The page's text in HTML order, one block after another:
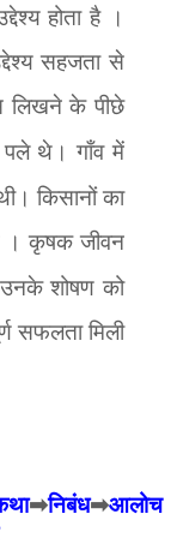
होता है ।
सहजता से
लिखने के पीछे
पले थे। गाँव में
किसानों का
। कृषक जीवन
शोषण को
सफलता मिली
➡निबंध➡आलोच